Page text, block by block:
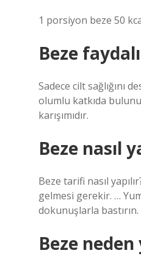
1 porsiyon beze 50
Beze
Sadece cilt sağlığını
olumlu katkıda
karışımıdır.
Beze nasıl
Beze tarifi nasıl
gelmesi gerekir. …
dokunuşlarla
Beze neden